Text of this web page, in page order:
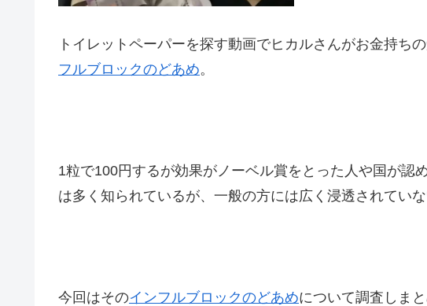
トイレットペーパーを探す動画でヒカルさんがお金持ち
フルブロックのどあめ。
1粒で100円するが効果がノーベル賞をとった人や国が認
は多く知られているが、一般の方には広く浸透されていな
今回はそのインフルブロックのどあめについて調査しまと